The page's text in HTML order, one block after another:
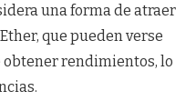
una forma de atraer
que pueden verse
rendimientos, lo